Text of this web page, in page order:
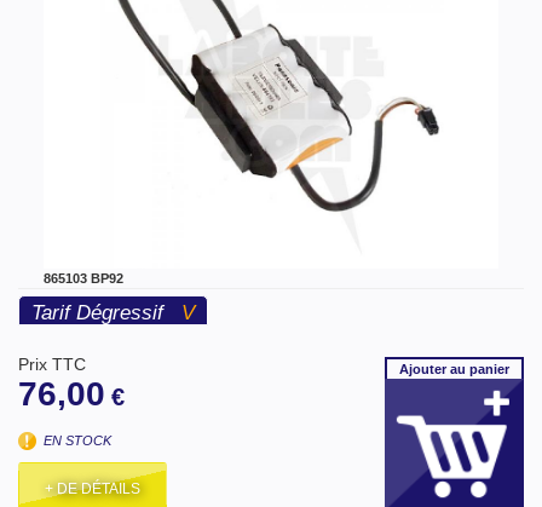
865103 BP92
Tarif Dégressif V
Prix TTC
76,00 €
EN STOCK
+ DE DÉTAILS
Ajouterau panier